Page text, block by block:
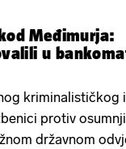
Međimurja:
u
kriminalističkog
protiv
državnom